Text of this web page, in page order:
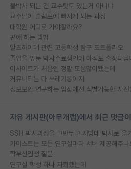
물박사 되는 건 교수탓도 있는거 아니냐
교수님이 슬럼프에 빠지게 되는 과정
대학원 어디로 가야할까요?
편애 하는 방법
알츠하이머 관련 고등학생 탐구 포트폴리오
졸업을 앞둔 박사수료생인데 아직도 출장다닙
이사이트가 처음엔 정말 도움많이됐는데
커뮤니티는 다 쓰레기통이지
자유 게시판(아무개랩)에서 최근 댓글
카이스트는 모든 연구실마다 서버 제공해주나
학부신입생 질문
연구실 학생 하나 자퇴했는데